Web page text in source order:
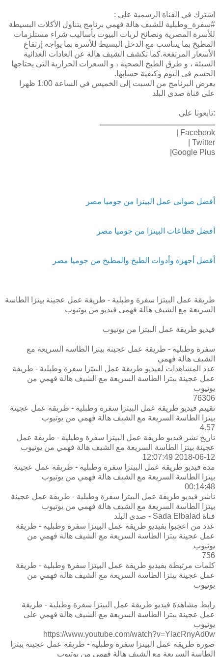
اشترك في القناة الرسمية علي :
#سفرة_وطبلية للشيف هالة فهمي برنامج يتناول الأكلات البسيطة
للأسرة المصرية ونصائح لربات البيوت بأساليب شراء مستلزمات
المطبخ بما يتناسب مع الدخل البسيط للأسرة بما يواجه إرتفاع
الأسعار المرتفعة.كما تكشف الشيف هالة عن العادات الغذائية
السيئة ، و طرق الطبخ الصحية ، و السعرات الحرارية التى يحتاجها
الجسم فى اليوم وكيفية حسابها.
يعرض البرنامج من السبت إلى الخميس في الساعة 1:00 ظهرا
على قناة صدى البلد
:تابعونا على
ـــــــــــــــــــــــــــــــــــــــــــــــ
Facebook |
Twitter |
Google Plus|
أفضل صوانى عمل البيتزا من جوميا مصر
أفضل قطاعات البيتزا من جوميا مصر
أفضل أجهزة وأدوات الطبخ والمطبخ من جوميا مصر
طريقة عمل البيتزا سفرة وطبلية - طريقة عمل عجينة بيتزا الطاسة
السريعة مع الشيف هالة فهمي فيديو من يوتيوب
فيديو طريقة عمل البيتزا من يوتيوب
سفرة وطبلية - طريقة عمل عجينة بيتزا الطاسة السريعة مع
الشيف هالة فهمي
عدد المشاهدات لفيديو طريقة عمل البيتزا سفرة وطبلية - طريقة
عمل عجينة بيتزا الطاسة السريعة مع الشيف هالة فهمي من
يوتيوب
76306
تقييم فيديو طريقة عمل البيتزا سفرة وطبلية - طريقة عمل عجينة
بيتزا الطاسة السريعة مع الشيف هالة فهمي من يوتيوب
4.57
تاريخ نشر فيديو طريقة عمل البيتزا سفرة وطبلية - طريقة عمل
عجينة بيتزا الطاسة السريعة مع الشيف هالة فهمي من يوتيوب
2018-06-12 12:07:49
مدة فيديو طريقة عمل البيتزا سفرة وطبلية - طريقة عمل عجينة
بيتزا الطاسة السريعة مع الشيف هالة فهمي من يوتيوب
00:14:48
ناشر فيديو طريقة عمل البيتزا سفرة وطبلية - طريقة عمل عجينة
بيتزا الطاسة السريعة مع الشيف هالة فهمي من يوتيوب
قناة Sada Elbalad - صدى البلد
عدد من اعجبوا بفيديو طريقة عمل البيتزا سفرة وطبلية - طريقة
عمل عجينة بيتزا الطاسة السريعة مع الشيف هالة فهمي من
يوتيوب
756
كلمات مرتبطة بفيديو طريقة عمل البيتزا سفرة وطبلية - طريقة
عمل عجينة بيتزا الطاسة السريعة مع الشيف هالة فهمي من
يوتيوب
رابط مشاهدة فيديو طريقة عمل البيتزا سفرة وطبلية - طريقة
عمل عجينة بيتزا الطاسة السريعة مع الشيف هالة فهمي على
يوتيوب
https://www.youtube.com/watch?v=YlacRnyAd0w
صورة طريقة عمل البيتزا سفرة وطبلية - طريقة عمل عجينة بيتزا
الطاسة السريعة مع الشيف هالة فهمي من يوتيوب